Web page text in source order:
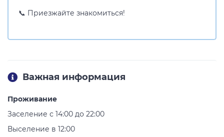
📞 Приезжайте знакомиться!
Важная информация
Проживание
Заселение с 14:00 до 22:00
Выселение в 12:00